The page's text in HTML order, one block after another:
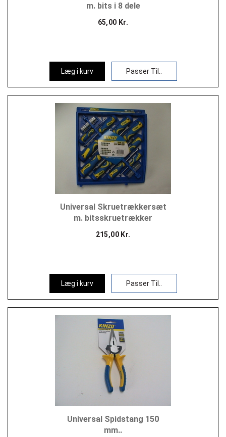
m. bits i 8 dele
65,00 Kr.
Læg i kurv Passer Til..
Universal Skruetrækkersæt
m. bitsskruetrækker
215,00 Kr.
Læg i kurv Passer Til..
Universal Spidstang 150
mm..